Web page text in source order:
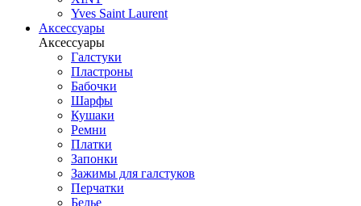
Yves Saint Laurent
Аксессуары
Аксессуары
Галстуки
Пластроны
Бабочки
Шарфы
Кушаки
Ремни
Платки
Запонки
Зажимы для галстуков
Перчатки
Белье